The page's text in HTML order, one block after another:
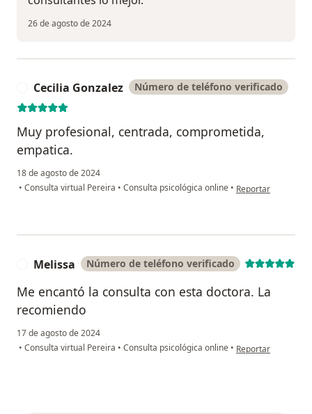
26 de agosto de 2024
Cecilia Gonzalez Número de teléfono verificado
Muy profesional, centrada, comprometida,
empatica.
18 de agosto de 2024
• Consulta virtual Pereira • Consulta psicológica online • en opinión del
Reportar
Melissa Número de teléfono verificado
Me encantó la consulta con esta doctora. La
recomiendo
17 de agosto de 2024
• Consulta virtual Pereira • Consulta psicológica online • en opinión del
Reportar